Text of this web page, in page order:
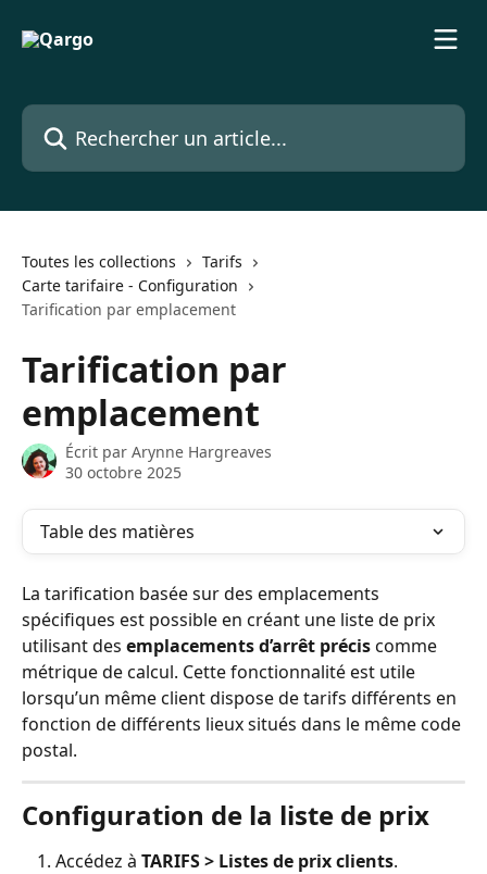
Rechercher un article...
Toutes les collections
Tarifs
Carte tarifaire - Configuration
Tarification par emplacement
Tarification par
emplacement
Écrit par Arynne Hargreaves
30 octobre 2025
Table des matières
La tarification basée sur des emplacements
spécifiques est possible en créant une liste de prix
utilisant des emplacements d’arrêt précis comme
métrique de calcul. Cette fonctionnalité est utile
lorsqu’un même client dispose de tarifs différents en
fonction de différents lieux situés dans le même code
postal.
Configuration de la liste de prix
Accédez à TARIFS > Listes de prix clients.